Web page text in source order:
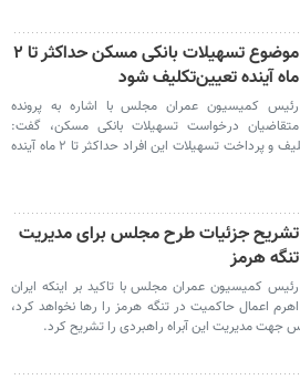
موضوع تسهیلات بانکی مسکن حداکثر تا ۲
ماه آینده تعیین‌تکلیف شود
رئیس کمیسیون عمران مجلس با اشاره به پرونده
متقاضیان درخواست تسهیلات بانکی مسکن، گفت:
تأکید مجلس بر تعیین تکلیف و پرداخت تسهیلات این افراد حداکثر تا ۲ ماه آینده
تشریح جزئیات طرح مجلس برای مدیریت
تنگه هرمز
رئیس کمیسیون عمران مجلس با تاکید بر اینکه ایران
اهرم اعمال حاکمیت در تنگه هرمز را رها نخواهد کرد،